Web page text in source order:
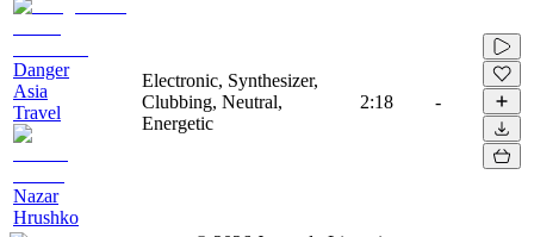
Danger
Asia
Travel
Nazar
Hrushko
Electronic, Synthesizer,
Clubbing, Neutral,
Energetic
2:18 -